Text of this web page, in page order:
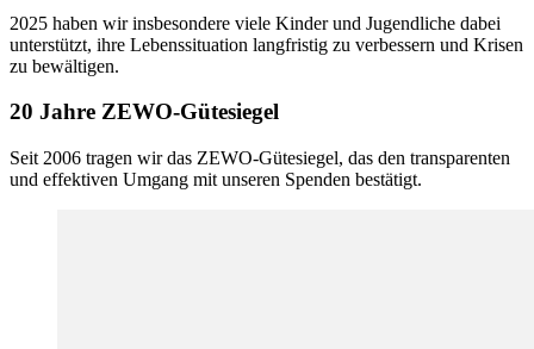
2025 haben wir insbesondere viele Kinder und Jugendliche dabei
unterstützt, ihre Lebenssituation langfristig zu verbessern und Krisen
zu bewältigen.
20 Jahre ZEWO-Gütesiegel
Seit 2006 tragen wir das ZEWO-Gütesiegel, das den transparenten
und effektiven Umgang mit unseren Spenden bestätigt.